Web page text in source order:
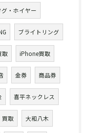
グ・ホイヤー
ブライトリング
取 iPhone買取
金券 商品券
喜平ネックレス
買取 大和八木